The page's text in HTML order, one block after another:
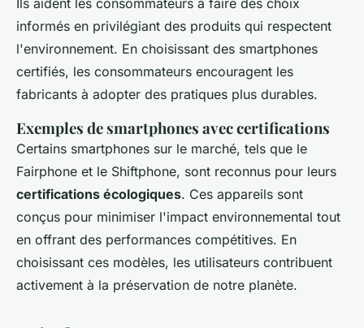
Ils aident les consommateurs à faire des choix
informés en privilégiant des produits qui respectent
l'environnement. En choisissant des smartphones
certifiés, les consommateurs encouragent les
fabricants à adopter des pratiques plus durables.
Exemples de smartphones avec certifications
Certains smartphones sur le marché, tels que le
Fairphone et le Shiftphone, sont reconnus pour leurs
certifications écologiques. Ces appareils sont
conçus pour minimiser l'impact environnemental tout
en offrant des performances compétitives. En
choisissant ces modèles, les utilisateurs contribuent
activement à la préservation de notre planète.